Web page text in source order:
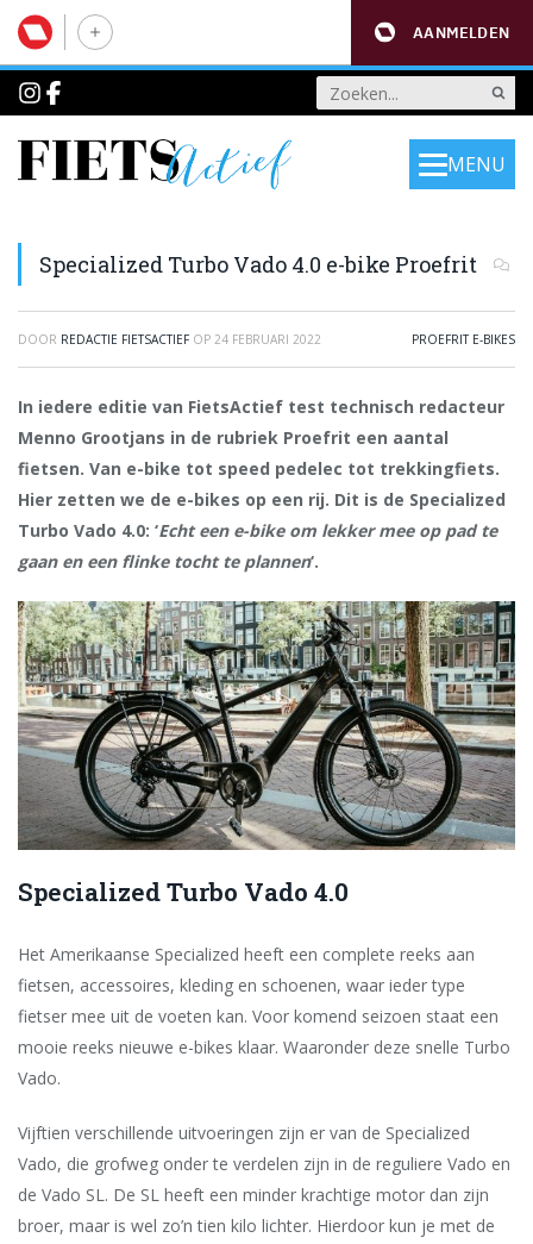
AANMELDEN
MENU
Specialized Turbo Vado 4.0 e-bike Proefrit
DOOR REDACTIE FIETSACTIEF OP 24 FEBRUARI 2022 PROEFRIT E-BIKES
In iedere editie van FietsActief test technisch redacteur
Menno Grootjans in de rubriek Proefrit een aantal
fietsen. Van e-bike tot speed pedelec tot trekkingfiets.
Hier zetten we de e-bikes op een rij. Dit is de Specialized
Turbo Vado 4.0: ‘Echt een e-bike om lekker mee op pad te
gaan en een flinke tocht te plannen‘.
Specialized Turbo Vado 4.0
Het Amerikaanse ­Specialized heeft een complete reeks aan
fietsen, accessoires, kleding en schoenen, waar ieder type
fietser mee uit de voeten kan. Voor komend seizoen staat een
mooie reeks nieuwe e-bikes klaar. Waaronder deze snelle Turbo
Vado.
Vijftien verschillende uitvoeringen zijn er van de Specialized
Vado, die grofweg onder te verdelen zijn in de reguliere Vado en
de Vado SL. De SL heeft een minder krachtige motor dan zijn
broer, maar is wel zo’n tien kilo lichter. Hierdoor kun je met de